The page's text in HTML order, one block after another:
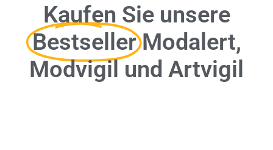
Kaufen Sie unsere
Bestseller Modalert,
Modvigil und Artvigil